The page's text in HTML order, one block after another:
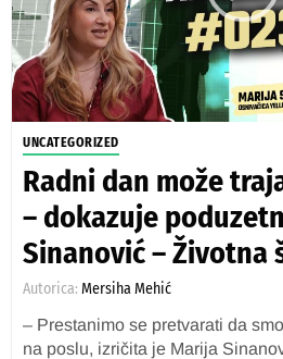
UNCATEGORIZED
Radni dan može
– dokazuje
Sinanović – Životna
Autorica: Mersiha Mehić
– Prestanimo se pretvarati da
na poslu, izričita je Marija